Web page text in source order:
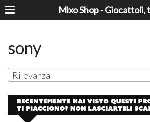
sony
Rilevanza